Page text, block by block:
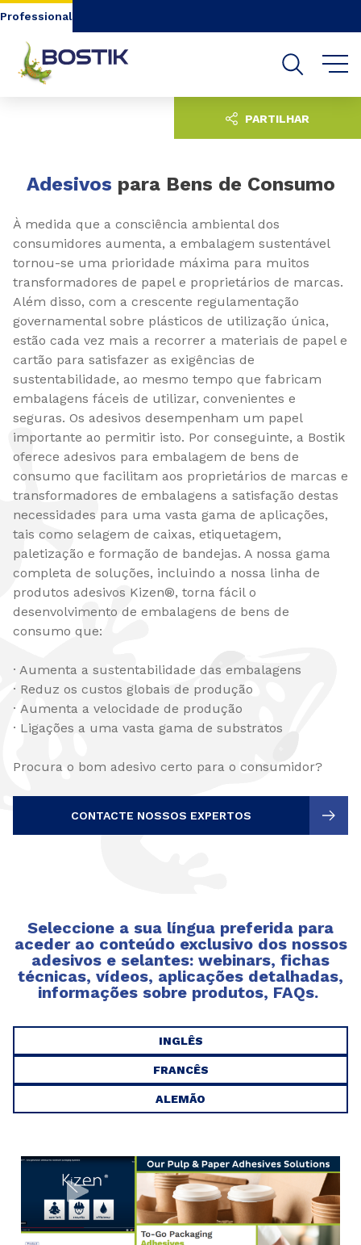
Go to content
Professional
Adesivos para Bens de Consumo
À medida que a consciência ambiental dos
consumidores aumenta, a embalagem sustentável
tornou-se uma prioridade máxima para muitos
transformadores de papel e proprietários de marcas.
Além disso, com a crescente regulamentação
governamental sobre plásticos de utilização única,
estão cada vez mais a recorrer a materiais de papel e
cartão para satisfazer as exigências de
sustentabilidade, ao mesmo tempo que fabricam
embalagens fáceis de utilizar, convenientes e
seguras. Os adesivos desempenham um papel
importante ao permitir isto. Por conseguinte, a Bostik
oferece adesivos para embalagem de bens de
consumo que facilitam aos proprietários de marcas e
transformadores de embalagens a satisfação destas
necessidades para uma vasta gama de aplicações,
tais como selagem de caixas, etiquetagem,
paletização e formação de bandejas. A nossa gama
completa de soluções, incluindo a nossa linha de
produtos adesivos Kizen®, torna fácil o
desenvolvimento de embalagens de bens de
consumo que:
· Aumenta a sustentabilidade das embalagens
· Reduz os custos globais de produção
· Aumenta a velocidade de produção
· Ligações a uma vasta gama de substratos
Procura o bom adesivo certo para o consumidor?
CONTACTE NOSSOS EXPERTOS
PARTILHAR
Seleccione a sua língua preferida para
aceder ao conteúdo exclusivo dos nossos
adesivos e selantes: webinars, fichas
técnicas, vídeos, aplicações detalhadas,
informações sobre produtos, FAQs.
INGLÊS
FRANCÊS
ALEMÃO